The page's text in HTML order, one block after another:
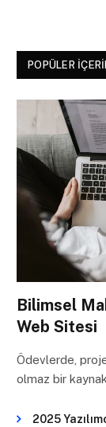
POPÜLER
Bilimsel
Web Sitesi
Ödevlerde,
olmaz bir
2025